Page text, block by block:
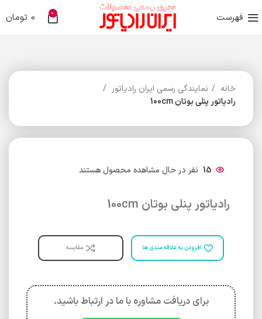
فهرست 0 تومان
خانه
نمایندگی رسمی ایران رادیاتور
رادیاتور پنلی بوتان 100cm
15 نفر در حال مشاهده محصول هستند
رادیاتور پنلی بوتان 100cm
افزودن به علاقه مندی ها مقایسه
برای دریافت مشاوره با ما در ارتباط باشید.